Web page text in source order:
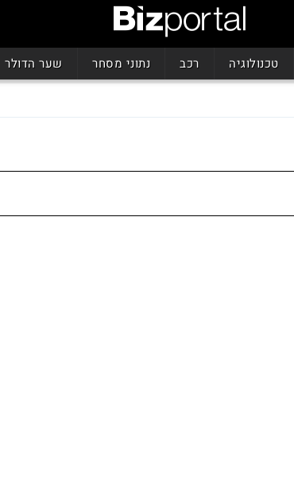
טכנולוגיה רכב נתוני מסחר שער הדולר